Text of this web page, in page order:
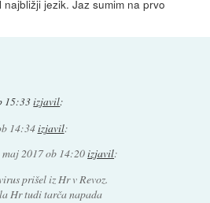
jezik. Jaz sumim na prvo
15:33izjavil:
14:34izjavil:
maj 2017 ob 14:20izjavil:
prišel iz Hr v Revoz.
Hr tudi tarča napada